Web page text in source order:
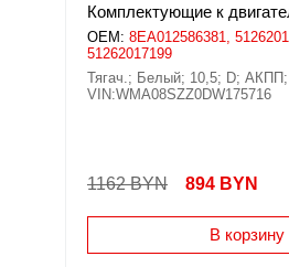
Комплектующие к
OEM: 8EA012586381,
51262017199
Тягач.; Белый; 10,5; D;
VIN:WMA08SZZ0DW175716
1162 BYN 894 BYN
В корзину